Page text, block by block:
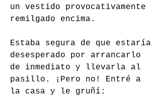
un vestido provocativamente
remilgado encima.
Estaba segura de que estaría
desesperado por arrancarlo
de inmediato y llevarla al
pasillo. ¡Pero no! Entré a
la casa y le gruñí: